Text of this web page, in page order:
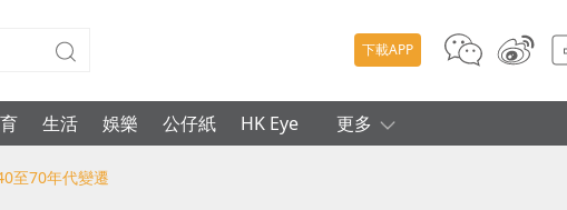
下載APP
生活 娛樂 公仔紙 HK Eye 更多
至70年代變遷